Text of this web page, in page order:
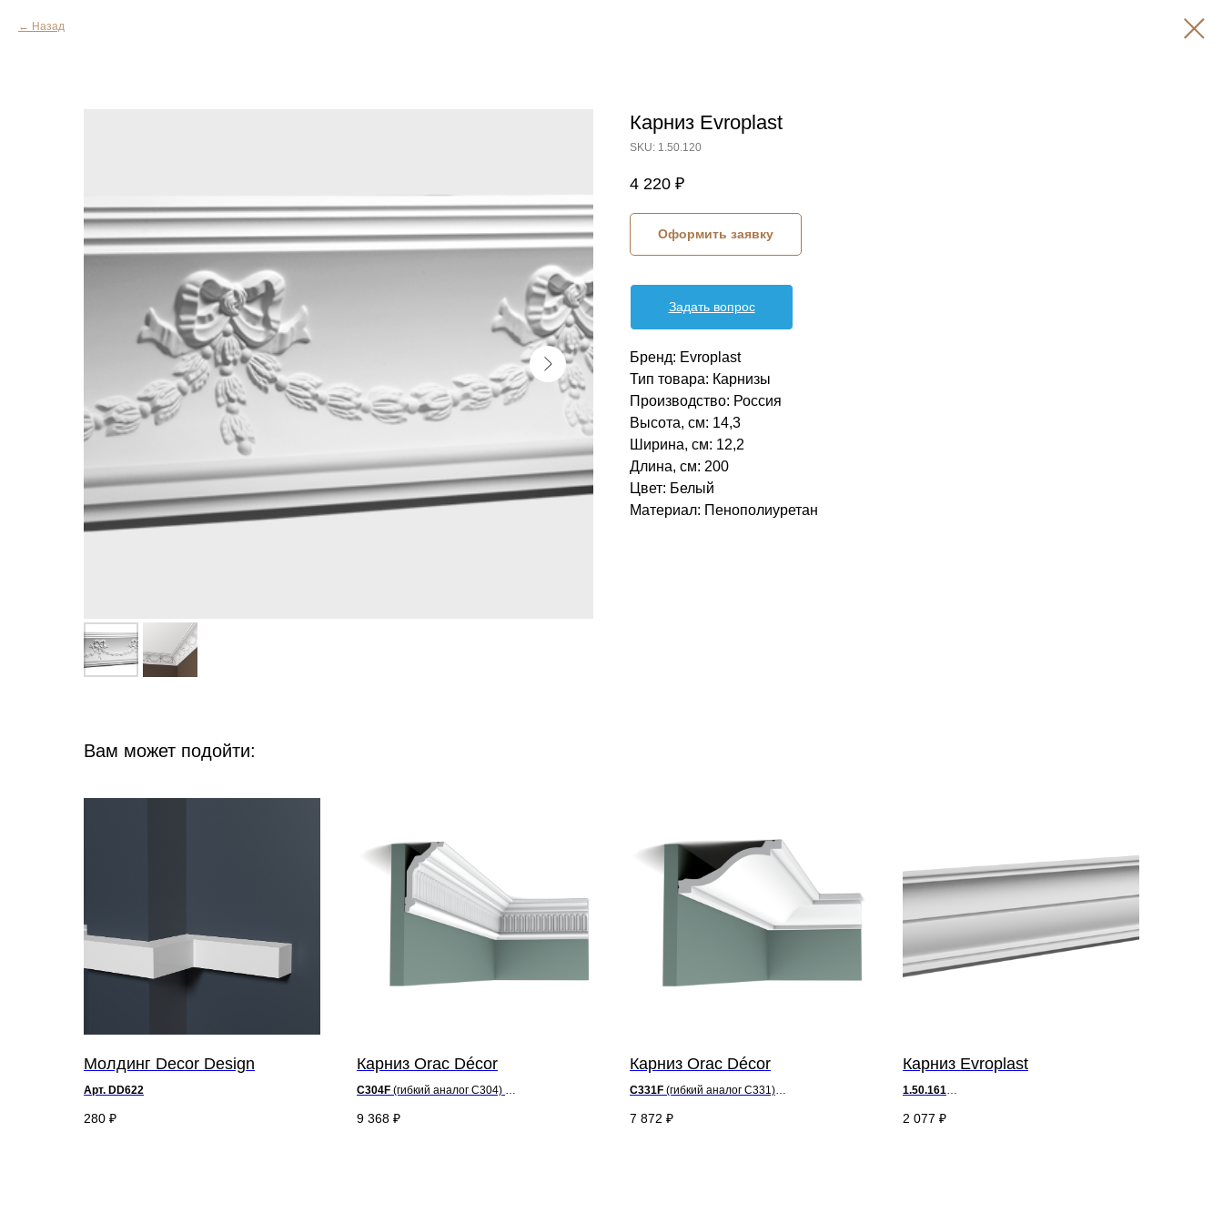
Назад
Карниз Evroplast
SKU: 1.50.120
4 220 ₽
Оформить заявку
Задать вопрос
Бренд: Evroplast
Тип товара: Карнизы
Производство: Россия
Высота, см: 14,3
Ширина, см: 12,2
Длина, см: 200
Цвет: Белый
Материал: Пенополиуретан‎‎
Вам может подойти:
Молдинг Decor Design
Арт. DD622
280 ₽
Карниз Orac Décor
C304F (гибкий аналог C304)
9 368 ₽
Карниз Orac Décor
C331F (гибкий аналог C331)
7 872 ₽
Карниз Evroplast
1.50.161
2 077 ₽